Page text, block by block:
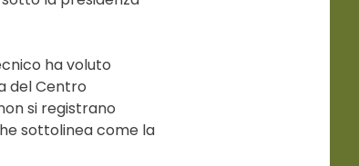
ha voluto
del Centro
si registrano
sottolinea come la